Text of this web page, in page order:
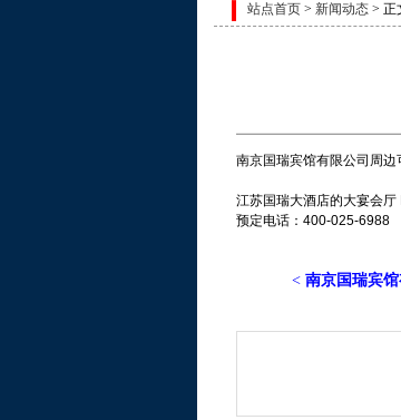
站点首页 > 新闻动态 > 正
南京国瑞宾馆有限公司周
江苏国瑞大酒店的大宴会厅
预定电话：400-025-6988
< 南京国瑞宾